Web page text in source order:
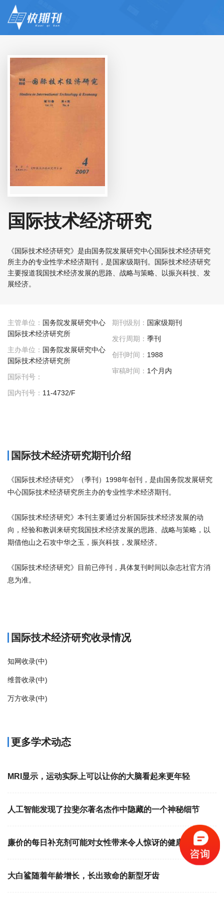
国际技术经济研究
《国际技术经济研究》是由国务院发展研究中心国际技术经济研究
所主办的专业性学术经济期刊，是国家级期刊。国际技术经济研究
主要报道我国技术经济发展的思路、战略与策略、以振兴科技、发
展经济。
主管单位： 国务院发展研究中心
国际技术经济研究所
主办单位： 国务院发展研究中心
国际技术经济研究所
国际刊号：
国内刊号： 11-4732/F
期刊级别： 国家级期刊
发行周期： 季刊
创刊时间： 1988
审稿时间： 1个月内
国际技术经济研究期刊介绍
《国际技术经济研究》（季刊）1998年创刊，是由国务院发展研究
中心国际技术经济研究所主办的专业性学术经济期刊。
《国际技术经济研究》本刊主要通过分析国际技术经济发展的动
向，经验和教训来研究我国技术经济发展的思路、战略与策略，以
期借他山之石攻中华之玉，振兴科技，发展经济。
《国际技术经济研究》目前已停刊，具体复刊时间以杂志社官方消
息为准。
国际技术经济研究收录情况
知网收录(中)
维普收录(中)
万方收录(中)
更多学术动态
MRI显示，运动实际上可以让你的大脑看起来更年轻
人工智能发现了拉斐尔著名杰作中隐藏的一个神秘细节
廉价的每日补充剂可能对女性带来令人惊讶的健康益处
大白鲨随着年龄增长，长出致命的新型牙齿